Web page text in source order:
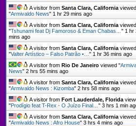
A visitor fromSanta Clara, California viewed
"Armivaldo News" 1 hr 29 mins ago
A visitor fromSanta Clara, California viewed
"Tshunami feat Dj Famoroso & Eman Chabas…" 1 hr
mins ago
A visitor fromSanta Clara, California viewed
"Valter Artístico – Falso Patrão •…" 1 hr 36 mins ago
A visitor fromRio De Janeiro viewed "
News"2 hrs 55 mins ago
A visitor fromSanta Clara, California viewed
"Armivaldo News : Kizomba"2 hrs 58 mins ago
A visitor fromFort Lauderdale, Florida
"Prodígio feat T-Rex - O Juízo Final…"3 hrs 1 min
A visitor fromSanta Clara, California viewed
"Armivaldo News : Afro House"3 hrs 4 mins ago